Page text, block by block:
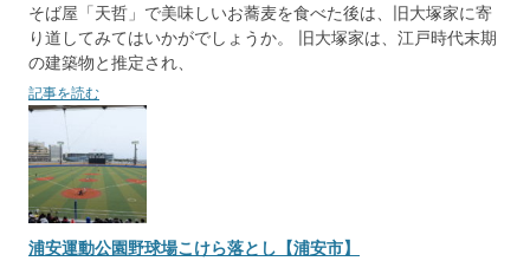
そば屋「天哲」で美味しいお蕎麦を食べた後は、旧大塚家に寄
り道してみてはいかがでしょうか。 旧大塚家は、江戸時代末期
の建築物と推定され、
記事を読む
浦安運動公園野球場こけら落とし【浦安市】